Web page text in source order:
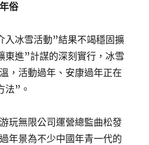
俗
入冰雪活動”結果不竭穩固擴
東進”計謀的深刻實行，冰雪
，活動過年、安康過年正在
法”。
玩無限公司運營總監曲松發
年景為不少中國年青一代的